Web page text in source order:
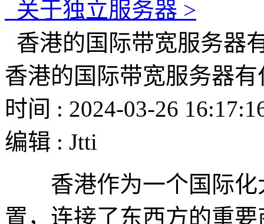
关于独立服务器 >
香港的国际带宽服务器
香港的国际带宽服务器
时间 : 2024-03-26
编辑 : Jtti
香港作为一个国际化
置，连接了东西方的重